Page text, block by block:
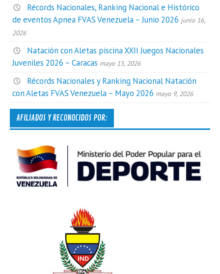
Récords Nacionales, Ranking Nacional e Histórico
de eventos Apnea FVAS Venezuela – Junio 2026 junio 16,
2026
Natación con Aletas piscina XXII Juegos Nacionales
Juveniles 2026 – Caracas mayo 15, 2026
Récords Nacionales y Ranking Nacional Natación
con Aletas FVAS Venezuela – Mayo 2026 mayo 9, 2026
AFILIADOS Y RECONOCIDOS POR: